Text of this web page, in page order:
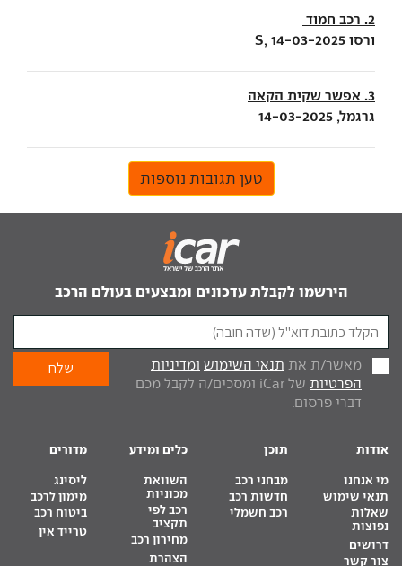
2. רכב חמוד
ורסו S, 14-03-2025
3. אפשר שקית הקאה
גרגמל, 14-03-2025
טען תגובות נוספות
הירשמו לקבלת עדכונים ומבצעים בעולם הרכב
מאשר/ת את תנאי השימוש ומדיניות
הפרטיות
של iCar ומסכים/ה לקבל מכם
דברי פרסום.
אודות
מי אנחנו
תנאי שימוש
שאלות
נפוצות
דרושים
צור קשר
תוכן
מבחני רכב
חדשות רכב
רכב חשמלי
כלים ומידע
השוואת
מכוניות
רכב לפי
תקציב
מחירון רכב
הצהרת
מדורים
ליסינג
מימון לרכב
ביטוח רכב
טרייד אין